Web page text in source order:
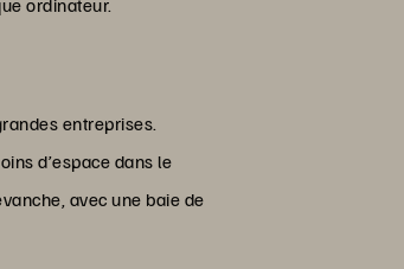
entreprises.
d’espace dans le
avec une baie de